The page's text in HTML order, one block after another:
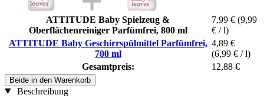
ATTITUDE Baby Spielzeug &
Oberflächenreiniger Parfümfrei, 800 ml
7,99 € (9,99
€ / l)
ATTITUDE Baby Geschirrspülmittel Parfümfrei,
700 ml
4,89 €
(6,99 € / l)
Gesamtpreis:
12,88 €
Beide in den Warenkorb
Beschreibung